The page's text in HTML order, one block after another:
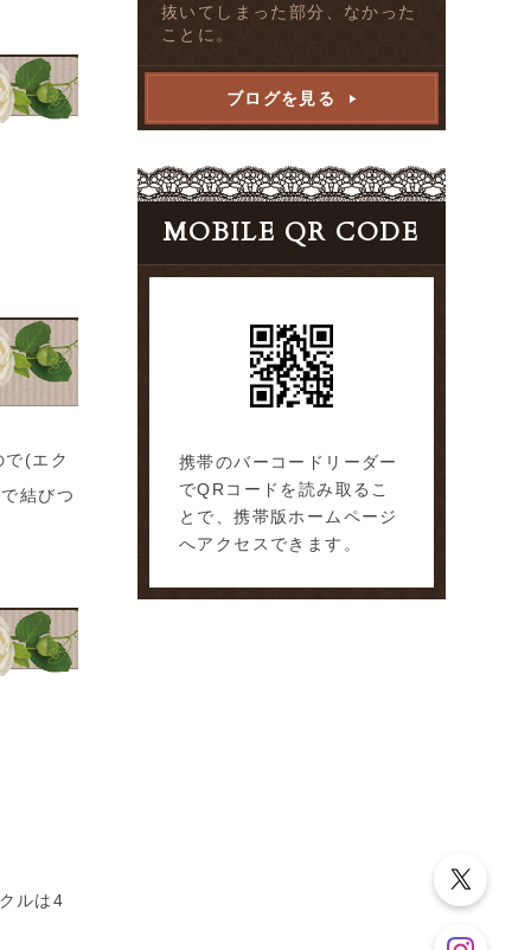
で(エク
結びつ
ルは4
抜いてしまった部分、なかった
ことに。
ブログを見る
MOBILE QR CODE
携帯のバーコードリーダー
でQRコードを読み取るこ
とで、携帯版ホームページ
へアクセスできます。